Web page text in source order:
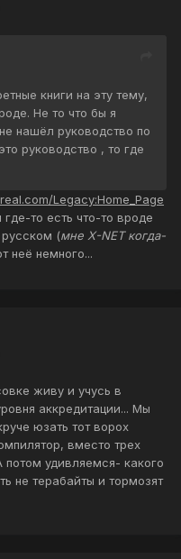
книги на эту тему,
Не то что бы я
нашёл руководство по
руководство , то где
Legacy:Home_Page
то есть что-то вроде
русском (мне X-NET когда-
неё немного...
живу и учусь в
аккредитации... Мы
юзать тот ворох
вместо трех
удивляемся- какого
не терабайты и тормозят